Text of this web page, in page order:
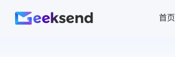
首页